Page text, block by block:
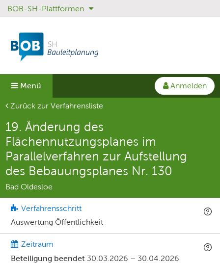
Sprungmenü
Direkt
Hauptnavigation
springen
Direkt
Inhalt
springen
BOB-SH-Plattformen
Menü
Anmelden
Aktuelle Seite
Zurück zur Verfahrensliste
19. Änderung des
Flächennutzungsplanes im
Parallelverfahren zur Aufstellung
des Bebauungsplanes Nr. 130
Bad Oldesloe
Verfahrensschritt
Auswertung Öffentlichkeit
Zeitraum
Beteiligung beendet 30.03.2026 – 30.04.2026